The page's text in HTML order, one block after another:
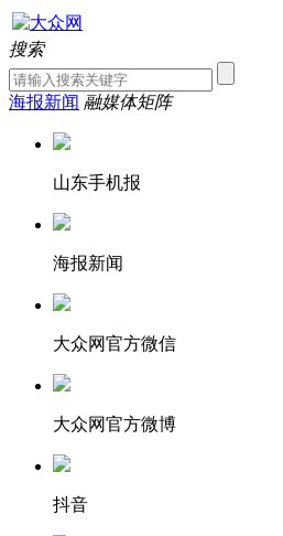
搜索
海报新闻 融媒体矩阵
山东手机报
海报新闻
大众网官方微信
大众网官方微博
抖音